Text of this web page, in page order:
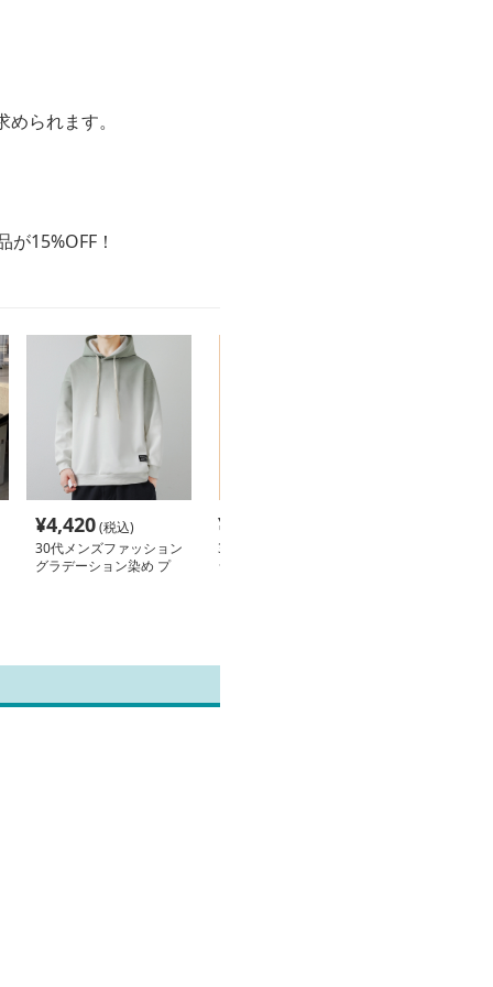
られます。
が15%OFF！
¥4,420(税込)
30代メンズファッション
グラデーション染め プ
¥
30代メンズファッション
シンプルベーシックスウ